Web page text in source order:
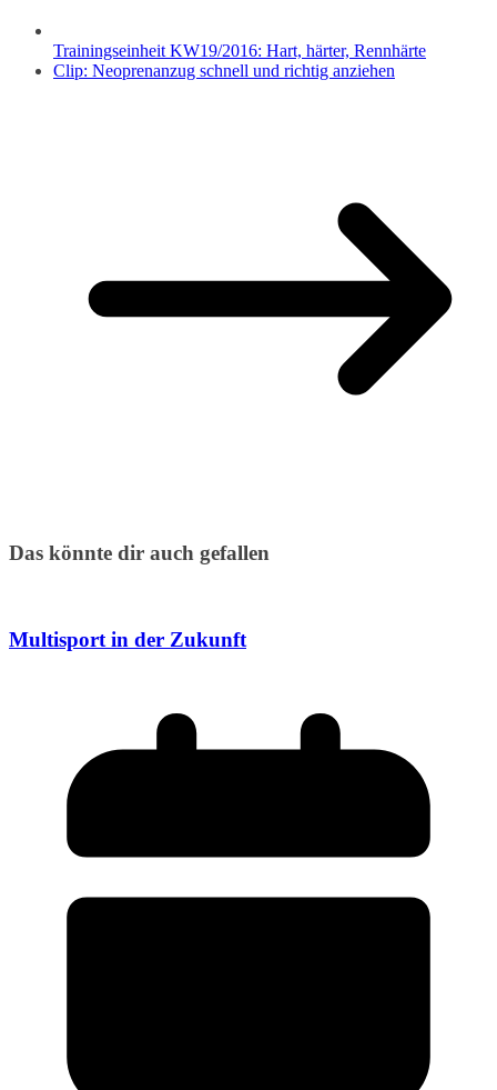
Trainingseinheit KW19/2016: Hart, härter, Rennhärte
Clip: Neoprenanzug schnell und richtig anziehen
Das könnte dir auch gefallen
Multisport in der Zukunft